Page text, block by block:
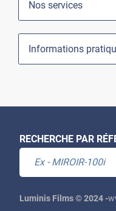
Nos services
Informations
RECHERCHE PAR
Luminis Films © 2024 -